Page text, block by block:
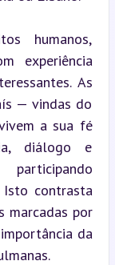
humanos,
experiência
As
— vindas do
a sua fé
diálogo e
contrasta
marcadas por
da